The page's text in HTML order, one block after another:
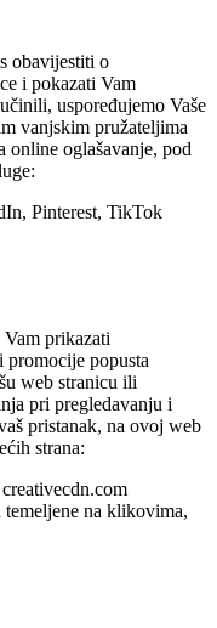
obavijestiti o
i pokazati Vam
uspoređujemo Vaše
vanjskim pružateljima
online oglašavanje, pod
Pinterest, TikTok
prikazati
promocije popusta
web stranicu ili
pri pregledavanju i
pristanak, na ovoj web
strana:
na klikovima,